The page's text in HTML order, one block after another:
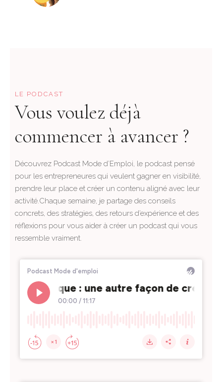
LE PODCAST
Vous voulez déjà
commencer à avancer ?
Découvrez Podcast Mode d’Emploi, le podcast pensé
pour les entrepreneures qui veulent gagner en visibilité,
prendre leur place et créer un contenu aligné avec leur
activité.Chaque semaine, je partage des conseils
concrets, des stratégies, des retours d’expérience et des
réflexions pour vous aider à créer un podcast qui vous
ressemble vraiment.